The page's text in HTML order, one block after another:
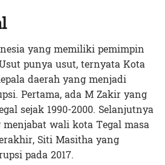
yang memiliki pemimpin
punya usut, ternyata Kota
daerah yang menjadi
Pertama, ada M Zakir yang
sejak 1990-2000. Selanjutnya
wali kota Tegal masa
Siti Masitha yang
pada 2017.